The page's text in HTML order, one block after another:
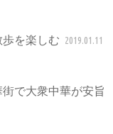
を楽しむ 2019.01.11
で大衆中華が安旨